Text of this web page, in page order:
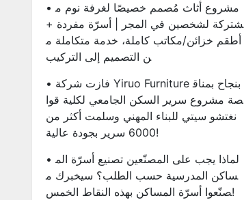
• مشروع أثاث مُصمم خصيصًا لغرفة نوم م
شتركة لشخصين في المجر | أسرّة مفردة +
أطقم خزائن/مكاتب كاملة، خدمة متكاملة م
ن التصميم إلى التركيب
• فازت شركة Yiruo Furniture بنجاح بمناق
صة مشروع سرير السكن الجامعي لكلية قوا
نغتشو سيتي للبناء المهني وسلمت أكثر من
6000 سرير بجودة عالية!
• لماذا يجب على المصنّعين تصنيع أسرّة الم
ساكن المدرسية حسب الطلب؟ سيخبرك م
صنّعوا أسرّة المساكن بهذه النقاط الخمس!